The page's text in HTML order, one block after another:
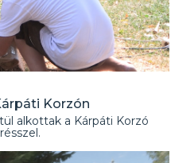
Korzón
alkottak a Kárpáti Korzó